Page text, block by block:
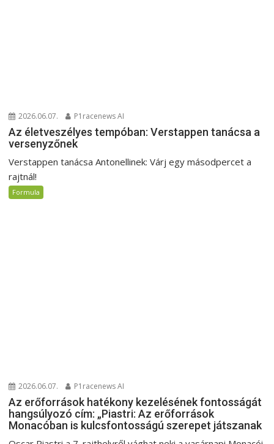
2026.06.07. P1racenews AI
Az életveszélyes tempóban: Verstappen tanácsa a
versenyzőnek
Verstappen tanácsa Antonellinek: Várj egy másodpercet a
rajtnál!
Formula
2026.06.07. P1racenews AI
Az erőforrások hatékony kezelésének fontosságát
hangsúlyozó cím: „Piastri: Az erőforrások
Monacóban is kulcsfontosságú szerepet játszanak